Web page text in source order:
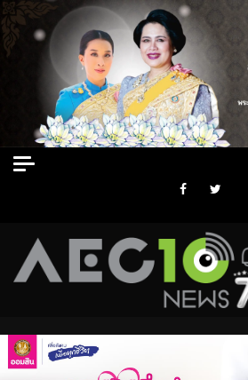
Skip
to
Facebook
Twitter